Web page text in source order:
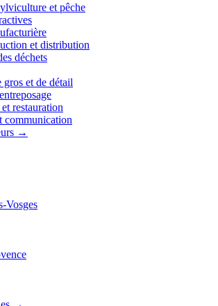
et pêche
et distribution
déchets
gros et de détail
restauration
communication
→
Vosges